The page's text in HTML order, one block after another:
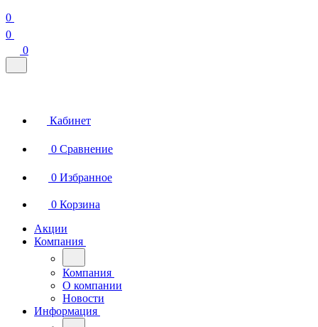
0
0
0
Кабинет
0 Сравнение
0 Избранное
0 Корзина
Акции
Компания
Компания
О компании
Новости
Информация